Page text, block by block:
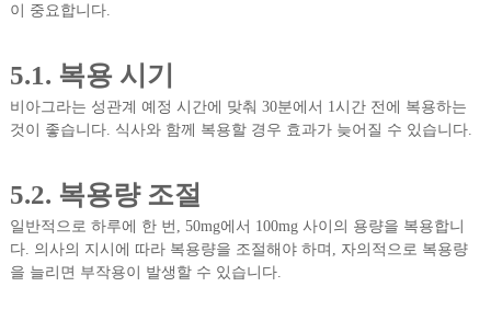
이 중요합니다.
5.1. 복용 시기
비아그라는 성관계 예정 시간에 맞춰 30분에서 1시간 전에 복용하는
것이 좋습니다. 식사와 함께 복용할 경우 효과가 늦어질 수 있습니다.
5.2. 복용량 조절
일반적으로 하루에 한 번, 50mg에서 100mg 사이의 용량을 복용합니
다. 의사의 지시에 따라 복용량을 조절해야 하며, 자의적으로 복용량
을 늘리면 부작용이 발생할 수 있습니다.